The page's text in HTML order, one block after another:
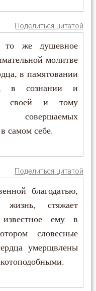
Поделиться цитатой
то же душевное
молитве
в памятовании
в сознании и
своей и тому
совершаемых
самом себе.
Поделиться цитатой
благодатью,
жизнь, стяжает
ему в
словесные
умерщвлены